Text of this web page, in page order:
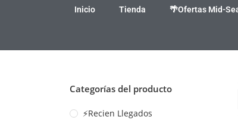
Inicio Tienda 🌴Ofertas Mid-
Categorías del producto
⚡Recien Llegados